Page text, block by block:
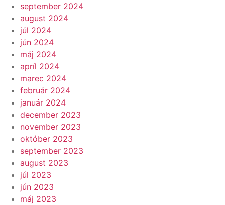
september 2024
august 2024
júl 2024
jún 2024
máj 2024
apríl 2024
marec 2024
február 2024
január 2024
december 2023
november 2023
október 2023
september 2023
august 2023
júl 2023
jún 2023
máj 2023